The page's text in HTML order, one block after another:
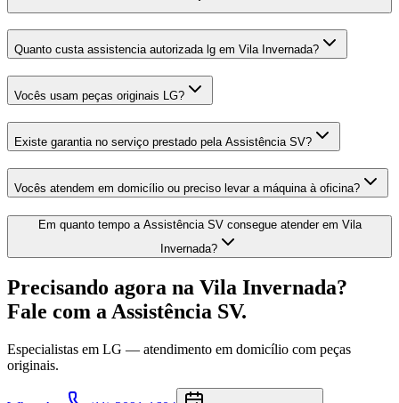
Quanto custa assistencia autorizada lg em Vila Invernada?
Vocês usam peças originais LG?
Existe garantia no serviço prestado pela Assistência SV?
Vocês atendem em domicílio ou preciso levar a máquina à oficina?
Em quanto tempo a Assistência SV consegue atender em Vila
Invernada?
Precisando agora na Vila Invernada?
Fale com a Assistência SV.
Especialistas em LG — atendimento em domicílio com peças
originais.